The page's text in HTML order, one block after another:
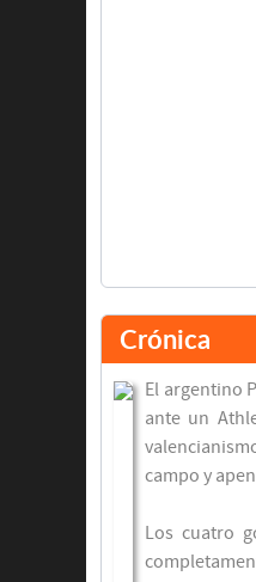
Crónica
El argentino
ante un
campo y
Los cuatro